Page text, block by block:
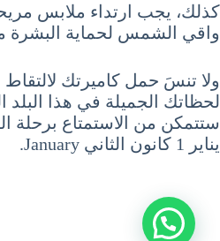
كذلك، يجب ارتداء ملابس
واقي الشمس لحماية البشرة
ولا تنسَ حمل كاميرتك لالتقاط
لحظاتك الجميلة في هذا البلد
ستتمكن من الاستمتاع برحلة
يناير 1 كانون الثاني January.